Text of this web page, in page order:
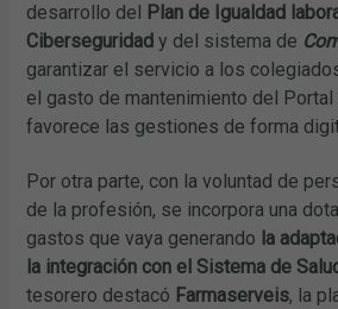
desarrollo del
Plan de Igualdad
Ciberseguridad y del sistema de
garantizar el servicio a los
el gasto de mantenimiento del Portal
favorece las gestiones de forma
Por otra parte, con la voluntad de
de la profesión, se incorpora una
gastos que vaya generando la
la integración con el Sistema de
tesorero destacó Farmaserveis, la